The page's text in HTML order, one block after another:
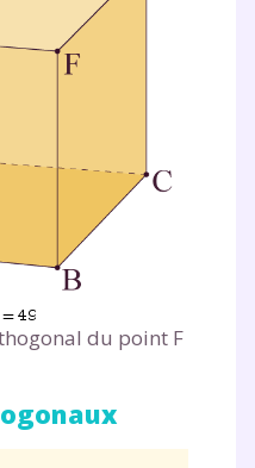
du point F